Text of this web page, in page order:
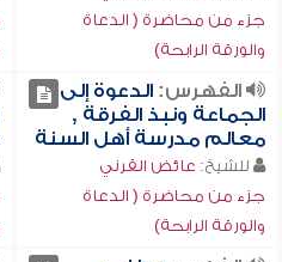
جزء من محاضرة ( الدعاة
والورقة الرابحة)
الفهرس:الدعوة إلى
الجماعة ونبذ الفرقة ,
معالم مدرسة أهل السنة
للشيخ: عائض القرني
جزء من محاضرة ( الدعاة
والورقة الرابحة)